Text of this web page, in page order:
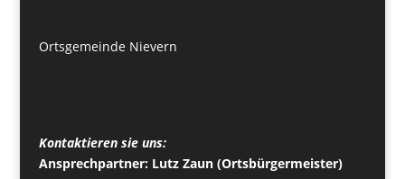
Ortsgemeinde Nievern
Kontaktieren sie uns:
Ansprechpartner: Lutz Zaun (Ortsbürgermeister)